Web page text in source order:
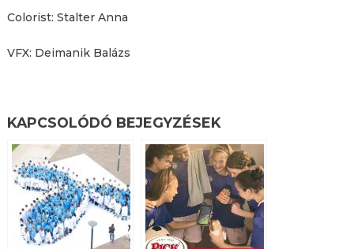
Colorist: Stalter Anna
VFX: Deimanik Balázs
KAPCSOLÓDÓ BEJEGYZÉSEK